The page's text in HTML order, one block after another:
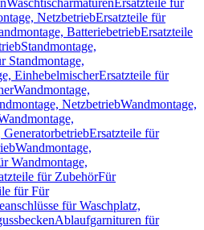
Waschtischarmaturen Ersatzteile für
NetzbetriebErsatzteile für
BatteriebetriebErsatzteile
Standmontage,
Standmontage,
EinhebelmischerErsatzteile für
Wandmontage,
NetzbetriebWandmontage,
GeneratorbetriebErsatzteile für
Wandmontage,
Wandmontage,
für ZubehörFür
für Für
für Waschplatz,
Ablaufgarnituren für